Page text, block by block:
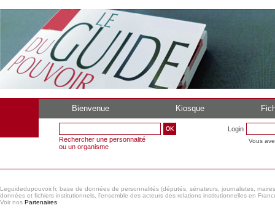
Bienvenue Kiosque
Rechercher une personnalité
ou un organisme
Login
Vous
Leguidedupouvoir.fr, base de données de personnalités (députés, sénateurs, journalistes,
données et fichiers institutionnels, l'ensemble des acteurs des relations institutionnelles en
Voir nos Partenaires